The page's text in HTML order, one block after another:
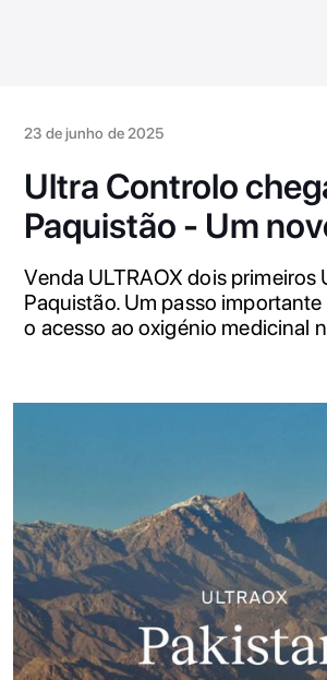
23 de junho de 2025
Ultra Controlo
Paquistão - Um
Venda ULTRAOX dois primeiros
Paquistão. Um passo
o acesso ao oxigénio medicinal